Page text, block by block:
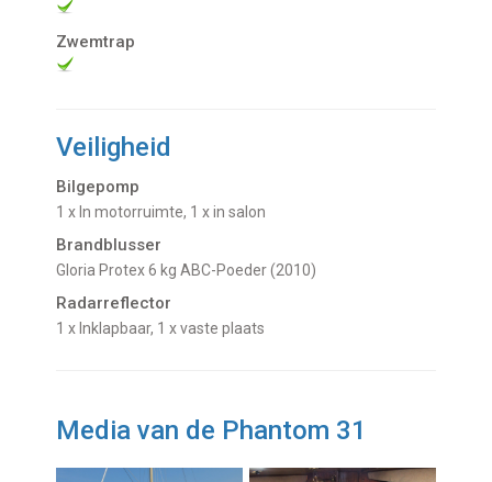
Zwemtrap
Veiligheid
Bilgepomp
1 x In motorruimte, 1 x in salon
Brandblusser
Gloria Protex 6 kg ABC-Poeder (2010)
Radarreflector
1 x Inklapbaar, 1 x vaste plaats
Media van de Phantom 31